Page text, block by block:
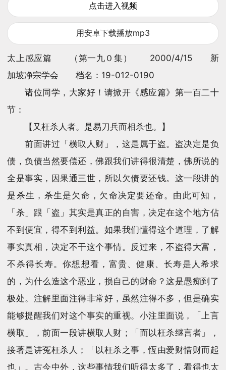
点击进入视频
用安卓下载播放mp3
太上感应篇 （第一九０集） 2000/4/15 新
加坡净宗学会 档名：19-012-0190
诸位同学，大家好！请掀开《感应篇》第一百二十
节：
【又枉杀人者。是易刀兵而相杀也。】
前面讲过「横取人财」，这是属于盗。盗决定是负
债，负债当然要偿还，佛跟我们讲得很清楚，佛所说的
全是事实，因果通三世，所以欠债要还钱。这一段讲的
是杀生，杀生是欠命，欠命决定要还命。由此可知，
「杀」跟「盗」其实是真正的自害，决定在这个地方佔
不到便宜，得不到利益。如果我们懂得这个道理，了解
事实真相，决定不干这个事情。反过来，不盗得大富，
不杀得长寿。你想想看，富贵、健康、长寿是人希求
的，为什么造这个恶业，损自己的财命？这是愚痴到了
极处。注解里面注得非常好，虽然注得不多，但是确实
能够提醒我们对这个事实的重视。小注里面说，「上言
横取」，前面一段讲横取人财；「而以枉杀继言者」，
接著是讲冤枉杀人；「以枉杀之事，恆由爱财惜财而起
也」。古今中外，这些事情我们听得太多了，看得也太